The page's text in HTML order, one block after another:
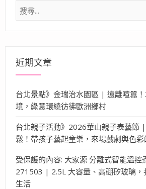
搜
尋
近期文章
台北景點》金瑞治水園區 | 遠離喧囂
境，綠意環繞彷彿歐洲鄉村
台北親子活動》2026華山親子表藝節
鬆！帶孩子藝起童樂，來場戲劇與色
受保護的內容: 大家源 分離式智能溫控
271503 | 2.5L 大容量、高硼矽玻璃，
生活